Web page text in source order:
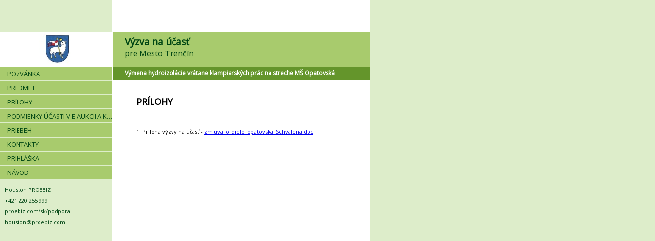
Výzva na účasť
pre Mesto Trenčín
POZVÁNKA
PREDMET
PRÍLOHY
PODMIENKY ÚČASTI V E-AUKCII A KRITÉRIÁ
PRIEBEH
KONTAKTY
PRIHLÁŠKA
NÁVOD
Houston PROEBIZ
+421 220 255 999
proebiz.com/sk/podpora
houston@proebiz.com
Výmena hydroizolácie vrátane klampiarských prác na streche MŠ Opatovská
PRÍLOHY
1. Príloha výzvy na účasť - zmluva_o_dielo_opatovska_Schvalena.doc